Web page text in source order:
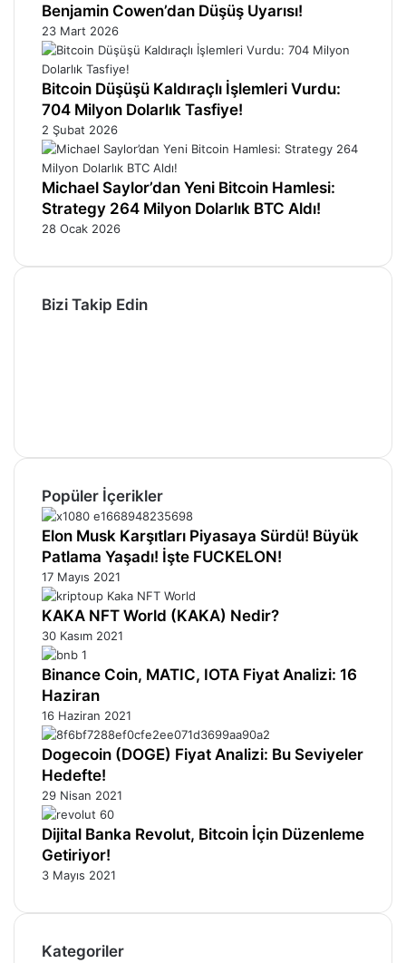
Benjamin Cowen’dan Düşüş Uyarısı!
23 Mart 2026
Bitcoin Düşüşü Kaldıraçlı İşlemleri Vurdu:
704 Milyon Dolarlık Tasfiye!
2 Şubat 2026
Michael Saylor’dan Yeni Bitcoin Hamlesi:
Strategy 264 Milyon Dolarlık BTC Aldı!
28 Ocak 2026
Bizi Takip Edin
Popüler İçerikler
Elon Musk Karşıtları Piyasaya Sürdü! Büyük
Patlama Yaşadı! İşte FUCKELON!
17 Mayıs 2021
KAKA NFT World (KAKA) Nedir?
30 Kasım 2021
Binance Coin, MATIC, IOTA Fiyat Analizi: 16
Haziran
16 Haziran 2021
Dogecoin (DOGE) Fiyat Analizi: Bu Seviyeler
Hedefte!
29 Nisan 2021
Dijital Banka Revolut, Bitcoin İçin Düzenleme
Getiriyor!
3 Mayıs 2021
Kategoriler